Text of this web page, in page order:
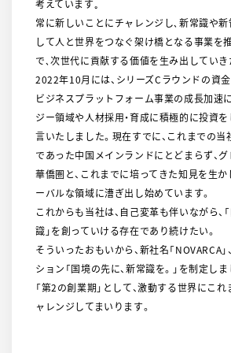
考えています｡
常に新しいことにチャレンジし､新常識や
して人と世界をつなぐ架け橋となる事業を
で､次世代に貢献する価値を生み出していき
2022年10月には、シリーズCラウンドの資
ビジネスプラットフォーム事業の成長加速
ジー領域や人材採用・育成に積極的に投資
言いたしました。現在すでに、これまでの
であった中国メインランドにとどまらず、グ
華僑圏と、これまでに培ってきた知見を生か
ーバルな領域に漕ぎ出し始めています。
これからも当社は、自己変革も伴いながら、
識」を創っていける存在であり続けたい。
そういったおもいから、新社名「NOVARCA
ション「国境の先に、新常識を。」を制定しま
「第2の創業期」として、激動する世界にこ
ャレンジしてまいります。